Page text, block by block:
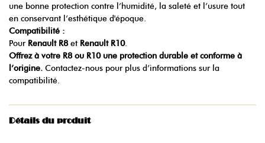
une bonne protection contre l’humidité, la saleté et l’usure tout
en conservant l’esthétique d'époque.
Compatibilité :
Pour Renault R8et Renault R10.
Offrez à votre R8 ou R10 une protection durable et conforme à
l’origine. Contactez-nous pour plus d’informations sur la
compatibilité.
Détails du produit